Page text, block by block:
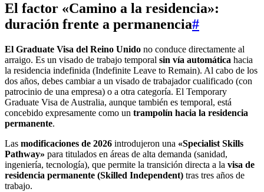
El factor «Camino a la residencia»:
duración frente a permanencia#
El Graduate Visa del Reino Unido no conduce directamente al
arraigo. Es un visado de trabajo temporal sin vía automática hacia
la residencia indefinida (Indefinite Leave to Remain). Al cabo de los
dos años, debes cambiar a un visado de trabajador cualificado (con
patrocinio de una empresa) o a otra categoría. El Temporary
Graduate Visa de Australia, aunque también es temporal, está
concebido expresamente como un trampolín hacia la residencia
permanente.
Las modificaciones de 2026 introdujeron una «Specialist Skills
Pathway» para titulados en áreas de alta demanda (sanidad,
ingeniería, tecnología), que permite la transición directa a la visa de
residencia permanente (Skilled Independent) tras tres años de
trabajo.